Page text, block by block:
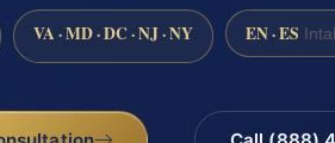
VA · MD · DC · NJ · NY EN · ES